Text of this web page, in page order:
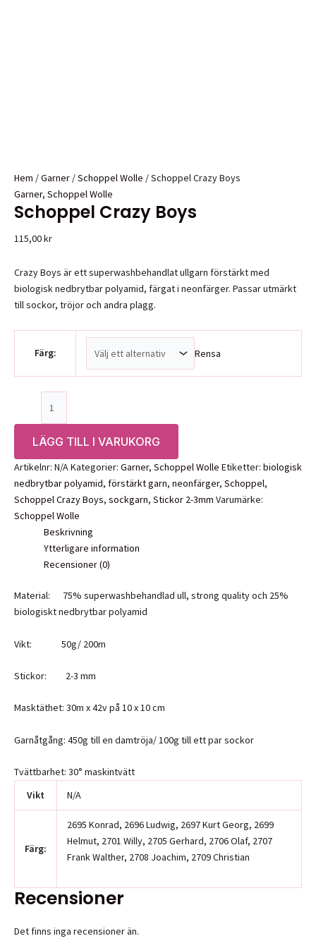
Hem /Garner /Schoppel Wolle / Schoppel Crazy Boys
Garner, Schoppel Wolle
Schoppel Crazy Boys
115,00kr
Crazy Boys är ett superwashbehandlat ullgarn förstärkt med
biologisk nedbrytbar polyamid, färgat i neonfärger. Passar utmärkt
till sockor, tröjor och andra plagg.
Färg: Rensa
mängdLÄGG TILL I VARUKORG
Artikelnr: N/AKategorier: Garner, Schoppel Wolle Etiketter: biologisk
nedbrytbar polyamid, förstärkt garn, neonfärger, Schoppel,
Schoppel Crazy Boys, sockgarn, Stickor 2-3mm Varumärke:
Schoppel Wolle
Beskrivning
Ytterligare information
Recensioner (0)
Material: 75% superwashbehandlad ull, strong quality och 25%
biologiskt nedbrytbar polyamid
Vikt: 50g/ 200m
Stickor: 2-3 mm
Masktäthet: 30m x 42v på 10 x 10 cm
Garnåtgång: 450g till en damtröja/ 100g till ett par sockor
Tvättbarhet: 30° maskintvätt
Vikt
N/A
Färg:
2695 Konrad, 2696 Ludwig, 2697 Kurt Georg, 2699
Helmut, 2701 Willy, 2705 Gerhard, 2706 Olaf, 2707
Frank Walther, 2708 Joachim, 2709 Christian
Recensioner
Det finns inga recensioner än.